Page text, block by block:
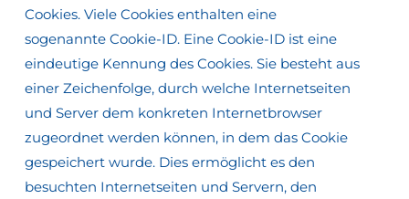
Cookies. Viele Cookies enthalten eine
sogenannte Cookie-ID. Eine Cookie-ID ist eine
eindeutige Kennung des Cookies. Sie besteht aus
einer Zeichenfolge, durch welche Internetseiten
und Server dem konkreten Internetbrowser
zugeordnet werden können, in dem das Cookie
gespeichert wurde. Dies ermöglicht es den
besuchten Internetseiten und Servern, den